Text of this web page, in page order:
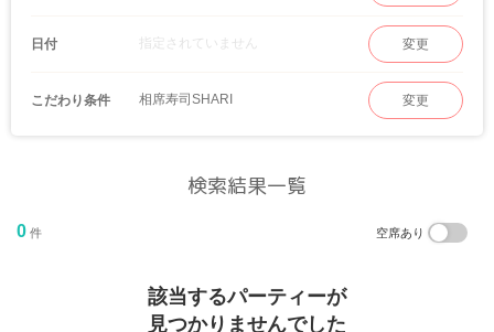
日付 指定されていません 変更
こだわり条件 相席寿司SHARI 変更
検索結果一覧
0 件 空席あり
該当するパーティーが
見つかりませんでした